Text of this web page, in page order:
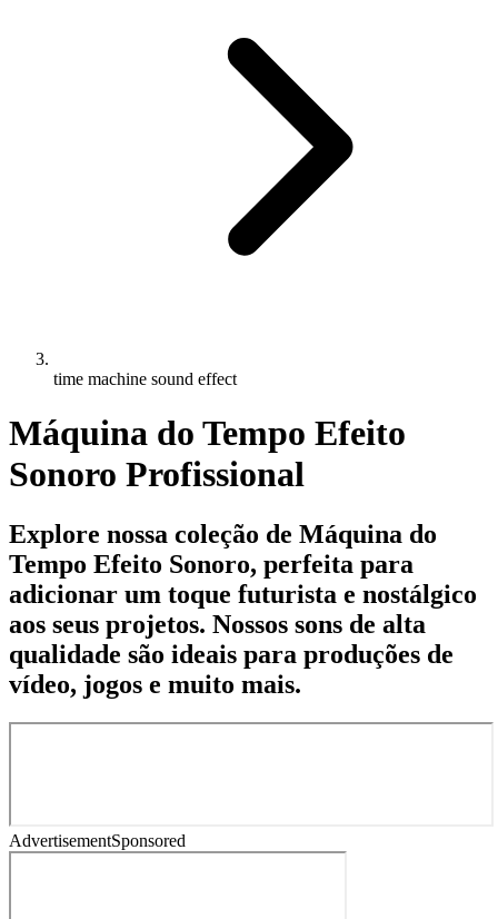
time machine sound effect
Máquina do Tempo Efeito
Sonoro Profissional
Explore nossa coleção de Máquina do
Tempo Efeito Sonoro, perfeita para
adicionar um toque futurista e nostálgico
aos seus projetos. Nossos sons de alta
qualidade são ideais para produções de
vídeo, jogos e muito mais.
AdvertisementSponsored